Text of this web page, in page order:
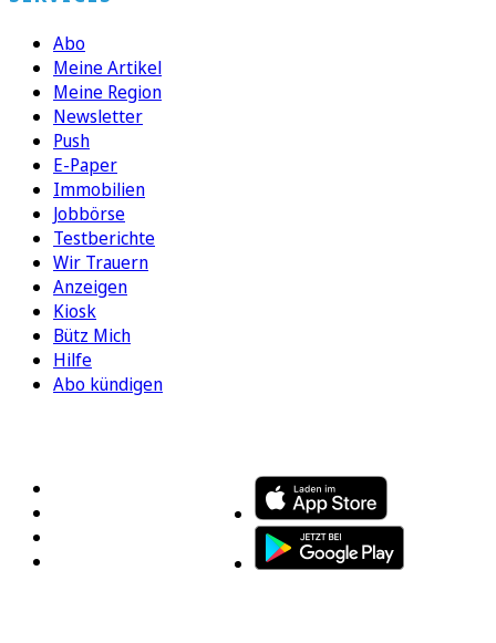
Abo
Meine Artikel
Meine Region
Newsletter
Push
E-Paper
Immobilien
Jobbörse
Testberichte
Wir Trauern
Anzeigen
Kiosk
Bütz Mich
Hilfe
Abo kündigen